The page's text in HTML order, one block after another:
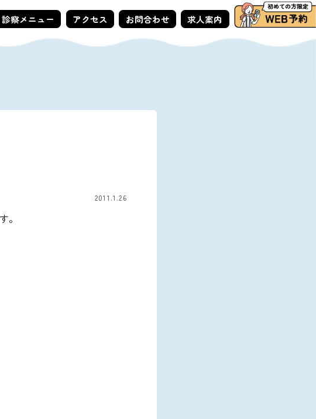
診察メニュー アクセス お問合わせ 求人案内
2011.1.26
。